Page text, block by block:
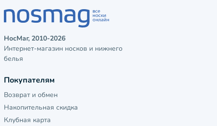
НосМаг, 2010-2026
Интернет-магазин носков и нижнего
белья
Покупателям
Возврат и обмен
Накопительная скидка
Клубная карта